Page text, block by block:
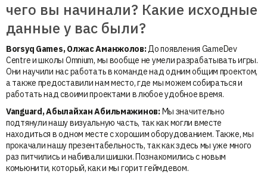
чего вы начинали? Какие исходные
данные у вас были?
Borsyq Games, Олжас Аманжолов:До появления GameDev
Centre и школы Omnium, мы вообще не умели разрабатывать игры.
Они научили нас работать в команде над одним общим проектом,
а также предоставили нам место, где мы можем собираться и
работать над своими проектами в любое удобное время.
Vanguard, АбылайханАбильмажинов:Мы значительно
подтянули нашу визуальную часть, так как могли вместе
находиться в одном месте с хорошим оборудованием. Также, мы
прокачали нашу презентабельность, так как здесь мы уже много
раз питчились и набивали шишки. Познакомились с новым
комьюнити, который, как и мы горит геймдевом.